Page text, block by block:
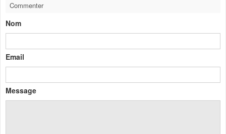
Commenter
Nom
Email
Message